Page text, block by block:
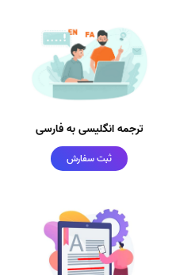
ترجمه انگلیسی به فارسی
ثبت سفارش